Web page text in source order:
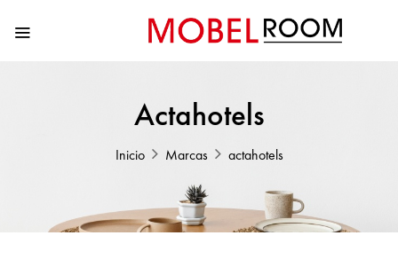
Actahotels
Inicio Marcas actahotels